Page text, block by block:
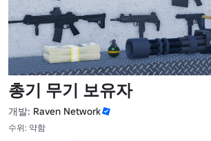
총기 무기 보유자
개발: Raven Network
수위: 약함